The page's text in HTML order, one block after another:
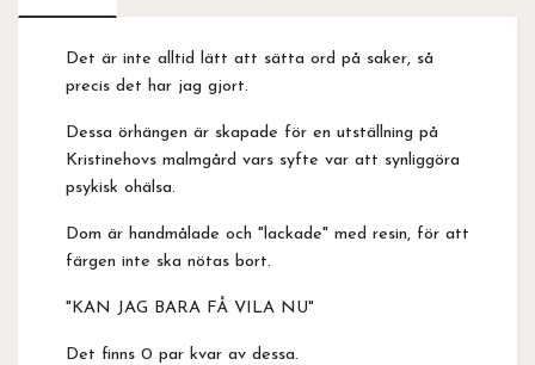
Det är inte alltid lätt att sätta ord på saker, så
precis det har jag gjort.
Dessa örhängen är skapade för en utställning på
Kristinehovs malmgård vars syfte var att synliggöra
psykisk ohälsa.
Dom är handmålade och "lackade" med resin, för att
färgen inte ska nötas bort.
"KAN JAG BARA FÅ VILA NU"
Det finns 0 par kvar av dessa.